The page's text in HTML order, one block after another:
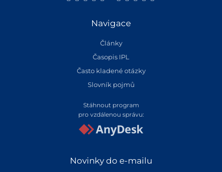
Navigace
Články
Časopis IPL
Často kladené otázky
Slovník pojmů
Stáhnout program
pro vzdálenou správu:
Novinky do e-mailu